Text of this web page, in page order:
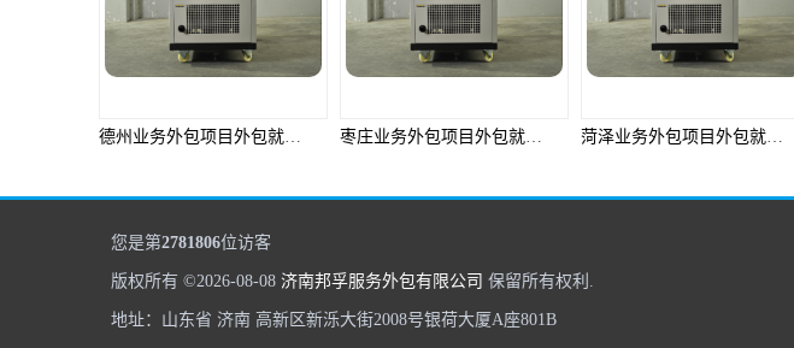
德州业务外包项目外包就选邦孚人力_全方位企业用工解决方案 枣庄业务外包项目外包就选邦孚人力_全方位企业用工解决方案 菏泽业务外包项目外包就选邦孚人力_全方位企业用工解决方案
您是第2781806位访客
版权所有 ©2026-08-08 济南邦孚服务外包有限公司 保留所有权利.
地址：山东省 济南 高新区新泺大街2008号银荷大厦A座801B